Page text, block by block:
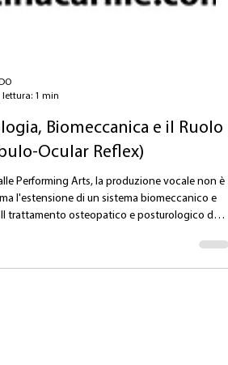
lettura: 1 min
Ocular Reflex)
Performing Arts, la produzione vocale non è
l'estensione di un sistema biomeccanico e
profonde. La Sincronizzazione